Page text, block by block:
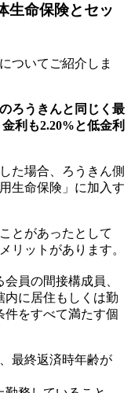
生命保険とセッ
ついてご紹介しま
ろうきんと同じく最
利も2.20%と低金利
た場合、ろうきん側
生命保険」に加入す
とがあったとして
リットがあります。
員の間接構成員、
内に居住もしくは勤
件をすべて満たす個
最終返済時年齢が